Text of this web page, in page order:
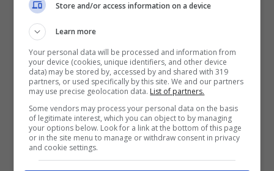
Store and/or access information on a device
Learn more
Your personal data will be processed and information from
your device (cookies, unique identifiers, and other device
data) may be stored by, accessed by and shared with 319
partners, or used specifically by this site. We and our partners
may use precise geolocation data. List of partners.
Some vendors may process your personal data on the basis
of legitimate interest, which you can object to by managing
your options below. Look for a link at the bottom of this page
or in the site menu to manage or withdraw consent in privacy
and cookie settings.